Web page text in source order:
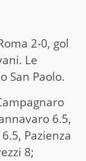
2-0, gol
Le
San Paolo.
6.5,
Pazienza
8;